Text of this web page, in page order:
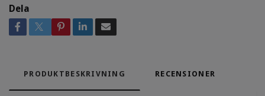
Dela
PRODUKTBESKRIVNING RECENSIONER